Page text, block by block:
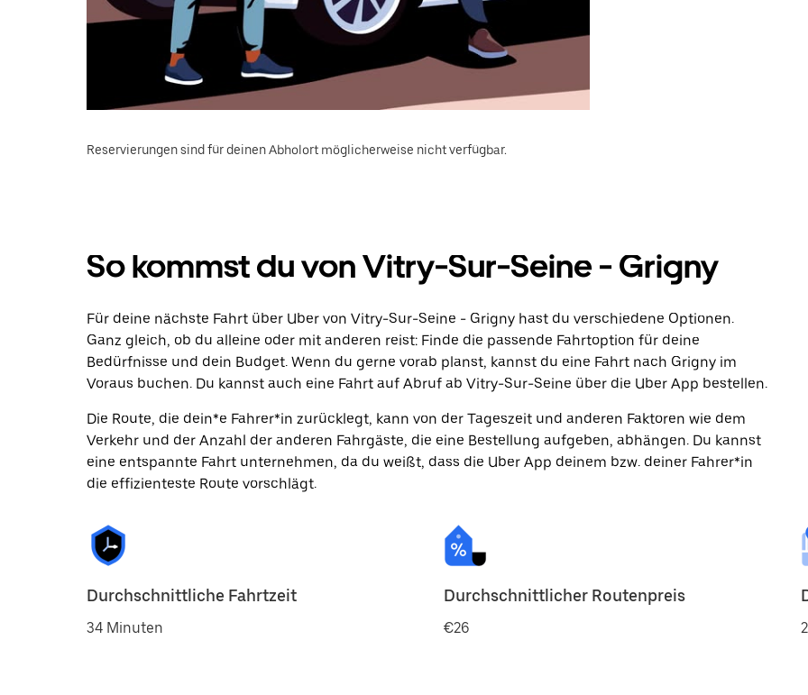
Reservierungen sind für deinen Abholort möglicherweise nicht verfügbar.
So kommst du von Vitry-Sur-Seine - Grigny
Für deine nächste Fahrt über Uber von Vitry-Sur-Seine - Grigny hast du verschiedene Optionen.
Ganz gleich, ob du alleine oder mit anderen reist: Finde die passende Fahrtoption für deine
Bedürfnisse und dein Budget. Wenn du gerne vorab planst, kannst du eine Fahrt nach Grigny im
Voraus buchen. Du kannst auch eine Fahrt auf Abruf ab Vitry-Sur-Seine über die Uber App bestellen.
Die Route, die dein*e Fahrer*in zurücklegt, kann von der Tageszeit und anderen Faktoren wie dem
Verkehr und der Anzahl der anderen Fahrgäste, die eine Bestellung aufgeben, abhängen. Du kannst
eine entspannte Fahrt unternehmen, da du weißt, dass die Uber App deinem bzw. deiner Fahrer*in
die effizienteste Route vorschlägt.
Durchschnittliche Fahrtzeit
34 Minuten
Durchschnittlicher Routenpreis
€26